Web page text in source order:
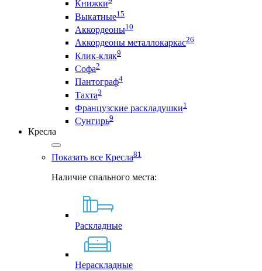
Книжки
Выкатные15
Аккордеоны10
Аккордеоны металлокаркас26
Клик-кляк9
Софа2
Пантограф4
Тахта3
Французские раскладушки1
Сунгирь9
Кресла
Показать все Кресла81
Наличие спального места:
Раскладные
Нераскладные